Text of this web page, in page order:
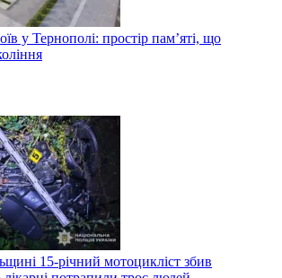
у Тернополі: простір пам’яті, що
15-річний мотоцикліст збив